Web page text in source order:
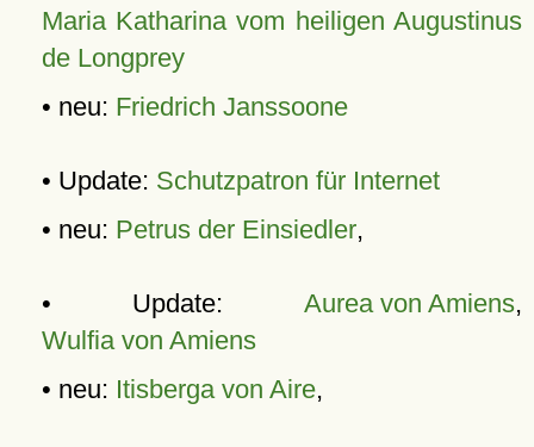
Maria Katharina vom heiligen Augustinus
de Longprey
• neu: Friedrich Janssoone
• Update: Schutzpatron für Internet
• neu: Petrus der Einsiedler,
• Update: Aurea von Amiens,
Wulfia von Amiens
• neu: Itisberga von Aire,